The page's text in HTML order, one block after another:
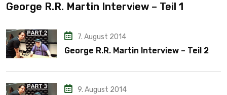
George R.R. Martin Interview – Teil 1
7. August 2014
George R.R. Martin Interview – Teil 2
9. August 2014